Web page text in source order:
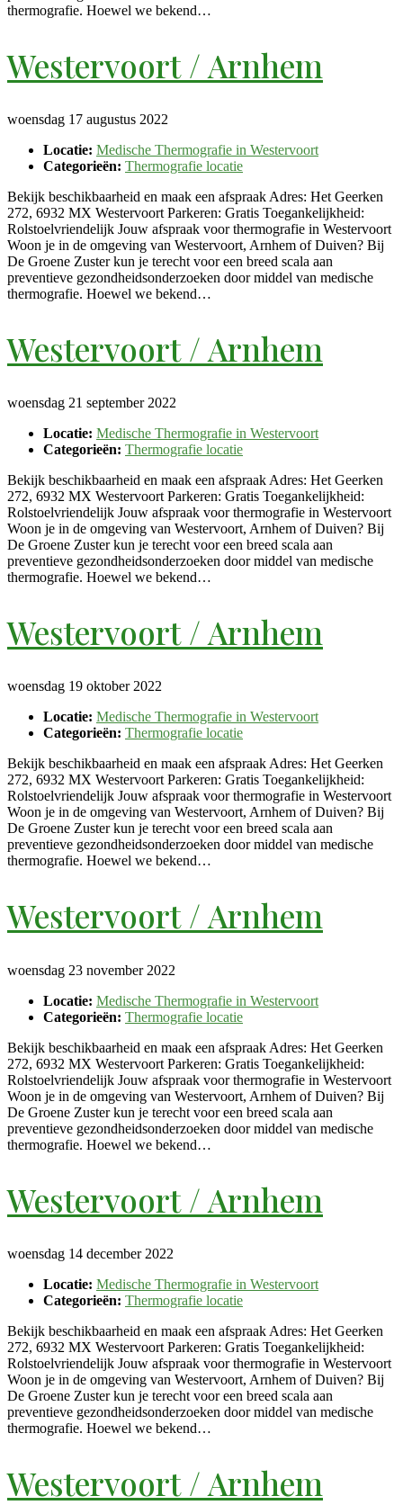
thermografie. Hoewel we bekend…
Westervoort / Arnhem
woensdag 17 augustus 2022
Locatie: Medische Thermografie in Westervoort
Categorieën: Thermografie locatie
Bekijk beschikbaarheid en maak een afspraak Adres: Het Geerken
272, 6932 MX Westervoort Parkeren: Gratis Toegankelijkheid:
Rolstoelvriendelijk Jouw afspraak voor thermografie in Westervoort
Woon je in de omgeving van Westervoort, Arnhem of Duiven? Bij
De Groene Zuster kun je terecht voor een breed scala aan
preventieve gezondheidsonderzoeken door middel van medische
thermografie. Hoewel we bekend…
Westervoort / Arnhem
woensdag 21 september 2022
Locatie: Medische Thermografie in Westervoort
Categorieën: Thermografie locatie
Bekijk beschikbaarheid en maak een afspraak Adres: Het Geerken
272, 6932 MX Westervoort Parkeren: Gratis Toegankelijkheid:
Rolstoelvriendelijk Jouw afspraak voor thermografie in Westervoort
Woon je in de omgeving van Westervoort, Arnhem of Duiven? Bij
De Groene Zuster kun je terecht voor een breed scala aan
preventieve gezondheidsonderzoeken door middel van medische
thermografie. Hoewel we bekend…
Westervoort / Arnhem
woensdag 19 oktober 2022
Locatie: Medische Thermografie in Westervoort
Categorieën: Thermografie locatie
Bekijk beschikbaarheid en maak een afspraak Adres: Het Geerken
272, 6932 MX Westervoort Parkeren: Gratis Toegankelijkheid:
Rolstoelvriendelijk Jouw afspraak voor thermografie in Westervoort
Woon je in de omgeving van Westervoort, Arnhem of Duiven? Bij
De Groene Zuster kun je terecht voor een breed scala aan
preventieve gezondheidsonderzoeken door middel van medische
thermografie. Hoewel we bekend…
Westervoort / Arnhem
woensdag 23 november 2022
Locatie: Medische Thermografie in Westervoort
Categorieën: Thermografie locatie
Bekijk beschikbaarheid en maak een afspraak Adres: Het Geerken
272, 6932 MX Westervoort Parkeren: Gratis Toegankelijkheid:
Rolstoelvriendelijk Jouw afspraak voor thermografie in Westervoort
Woon je in de omgeving van Westervoort, Arnhem of Duiven? Bij
De Groene Zuster kun je terecht voor een breed scala aan
preventieve gezondheidsonderzoeken door middel van medische
thermografie. Hoewel we bekend…
Westervoort / Arnhem
woensdag 14 december 2022
Locatie: Medische Thermografie in Westervoort
Categorieën: Thermografie locatie
Bekijk beschikbaarheid en maak een afspraak Adres: Het Geerken
272, 6932 MX Westervoort Parkeren: Gratis Toegankelijkheid:
Rolstoelvriendelijk Jouw afspraak voor thermografie in Westervoort
Woon je in de omgeving van Westervoort, Arnhem of Duiven? Bij
De Groene Zuster kun je terecht voor een breed scala aan
preventieve gezondheidsonderzoeken door middel van medische
thermografie. Hoewel we bekend…
Westervoort / Arnhem